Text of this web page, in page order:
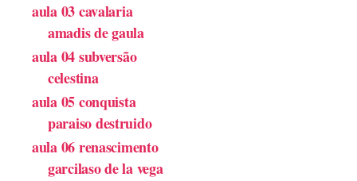
aula 03 cavalaria
amadis de gaula
aula 04 subversão
celestina
aula 05 conquista
paraiso destruido
aula 06 renascimento
garcilaso de la vega